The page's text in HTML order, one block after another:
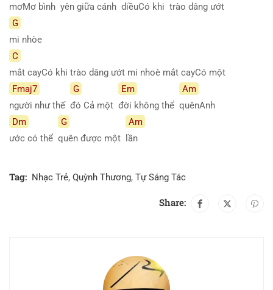
mơMơ bình yên giữa cánh diềuCó khi trào dâng ướt
G
mi nhòe
C
mắt cayCó khi trào dâng ướt mi nhoè mắt cayCó một
Fmaj7
người như thế
G
đó Cả một
Em
đời không thể
Am
quênAnh
Dm
ước có thể
G
quên được một
Am
lần
Tag: Nhạc Trẻ, Quỳnh Thương, Tự Sáng Tác
Share: